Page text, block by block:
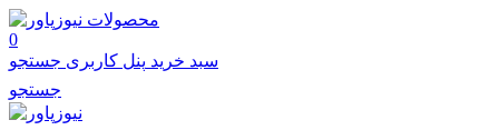
محصولات
0
سبد خرید پنل کاربری جستجو
جستجو